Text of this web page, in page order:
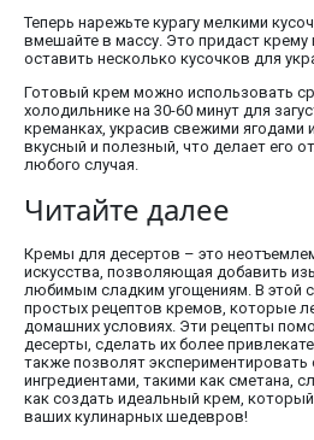
Теперь нарежьте курагу мелкими
вмешайте в массу. Это придаст крему
оставить несколько кусочков для
Готовый крем можно использовать
холодильнике на 30-60 минут для
креманках, украсив свежими ягодами
вкусный и полезный, что делает его
любого случая.
Читайте далее
Кремы для десертов – это
искусства, позволяющая добавить
любимым сладким угощениям. В этой
простых рецептов кремов, которые
домашних условиях. Эти рецепты
десерты, сделать их более
также позволят экспериментировать
ингредиентами, такими как сметана,
как создать идеальный крем,
ваших кулинарных шедевров!